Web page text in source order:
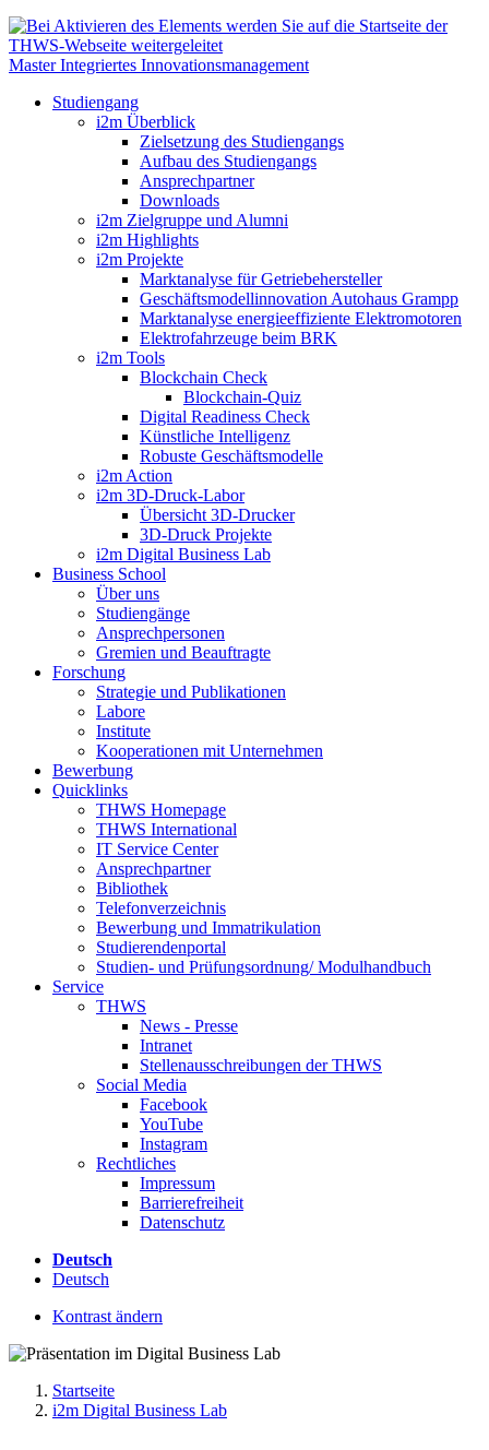
Master Integriertes Innovationsmanagement
Studiengang
i2m Überblick
Zielsetzung des Studiengangs
Aufbau des Studiengangs
Ansprechpartner
Downloads
i2m Zielgruppe und Alumni
i2m Highlights
i2m Projekte
Marktanalyse für Getriebehersteller
Geschäftsmodellinnovation Autohaus Grampp
Marktanalyse energieeffiziente Elektromotoren
Elektrofahrzeuge beim BRK
i2m Tools
Blockchain Check
Blockchain-Quiz
Digital Readiness Check
Künstliche Intelligenz
Robuste Geschäftsmodelle
i2m Action
i2m 3D-Druck-Labor
Übersicht 3D-Drucker
3D-Druck Projekte
i2m Digital Business Lab
Business School
Über uns
Studiengänge
Ansprechpersonen
Gremien und Beauftragte
Forschung
Strategie und Publikationen
Labore
Institute
Kooperationen mit Unternehmen
Bewerbung
Quicklinks
THWS Homepage
THWS International
IT Service Center
Ansprechpartner
Bibliothek
Telefonverzeichnis
Bewerbung und Immatrikulation
Studierendenportal
Studien- und Prüfungsordnung/ Modulhandbuch
Service
THWS
News - Presse
Intranet
Stellenausschreibungen der THWS
Social Media
Facebook
YouTube
Instagram
Rechtliches
Impressum
Barrierefreiheit
Datenschutz
Deutsch
Deutsch
Kontrast ändern
Startseite
i2m Digital Business Lab